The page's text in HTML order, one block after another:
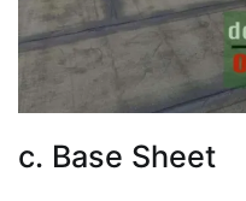
c. Base Sheet